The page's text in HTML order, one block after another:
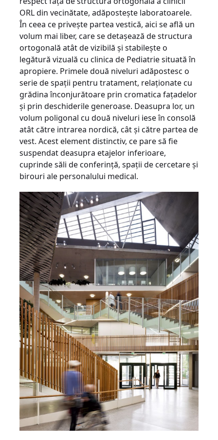
ORL din vecinătate, adăposteşte laboratoarele.
În ceea ce priveşte partea vestică, aici se află un
volum mai liber, care se detaşează de structura
ortogonală atât de vizibilă şi stabileşte o
legătură vizuală cu clinica de Pediatrie situată în
apropiere. Primele două niveluri adăpostesc o
serie de spaţii pentru tratament, relaţionate cu
grădina înconjurătoare prin cromatica faţadelor
şi prin deschiderile generoase. Deasupra lor, un
volum poligonal cu două niveluri iese în consolă
atât către intrarea nordică, cât şi către partea de
vest. Acest element distinctiv, ce pare să fie
suspendat deasupra etajelor inferioare,
cuprinde săli de conferinţă, spaţii de cercetare şi
birouri ale personalului medical.